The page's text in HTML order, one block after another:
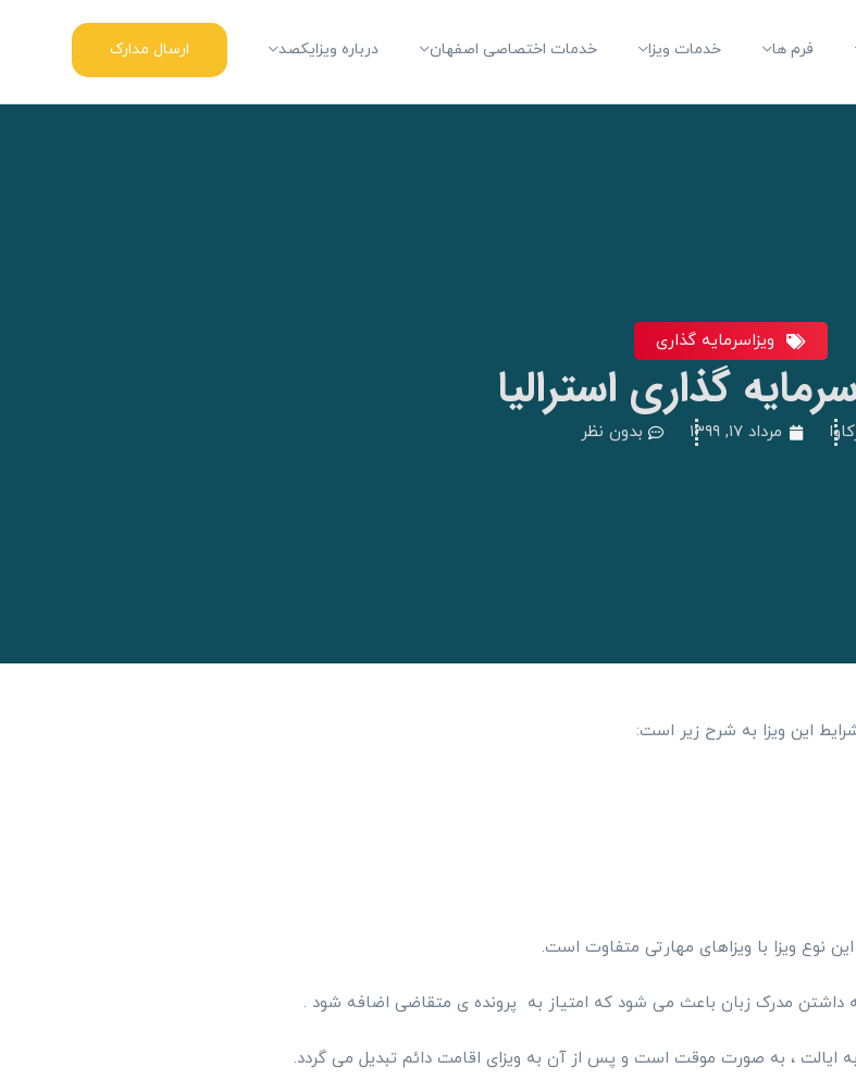
فرم ها خدمات ویزا خدمات اختصاصی اصفهان درباره ویزایکصد ارسال مدارک
ویزاسرمایه گذاری
گذاری استرالیا
مرداد ۱۷, ۱۳۹۹ بدون نظر
این ویزا به شرح زیر است:
داشتن مدرک زبان باعث می شود که امتیاز به پرونده ی متقاضی اضافه شود .
ایالت ، به صورت موقت است و پس از آن به ویزای اقامت دائم تبدیل می گردد.